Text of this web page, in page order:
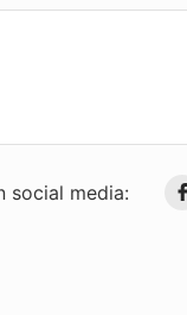
social media: